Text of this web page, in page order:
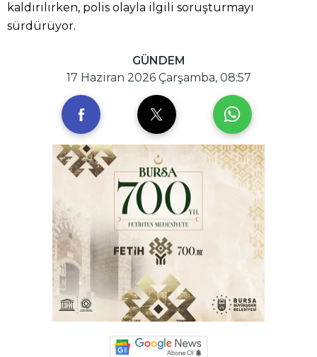
kaldırılırken, polis olayla ilgili soruşturmayı
sürdürüyor.
GÜNDEM
17 Haziran 2026 Çarşamba, 08:57